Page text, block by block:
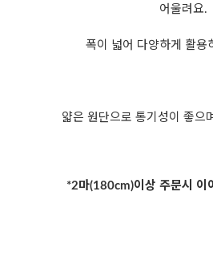
어울려요.
폭이 넓어 다양하게 활용
얇은 원단으로 통기성이 좋으
*2마(180cm)이상 주문시 이